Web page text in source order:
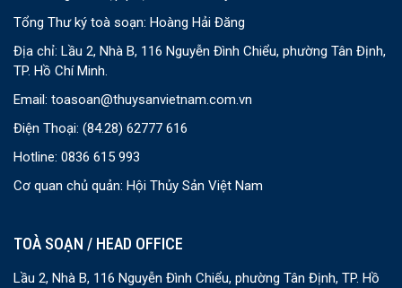
Tổng Thư ký toà soạn: Hoàng Hải Đăng
Địa chỉ: Lầu 2, Nhà B, 116 Nguyễn Đình Chiểu, phường Tân Định,
TP. Hồ Chí Minh.
Email: toasoan@thuysanvietnam.com.vn
Điện Thoại: (84.28) 62777 616
Hotline: 0836 615 993
Cơ quan chủ quản: Hội Thủy Sản Việt Nam
TOÀ SOẠN / HEAD OFFICE
Lầu 2, Nhà B, 116 Nguyễn Đình Chiểu, phường Tân Định, TP. Hồ